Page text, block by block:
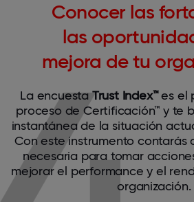
Conocer las
las
mejora de tu
La encuestaTrust Index™es el
proceso de Certificación™ y te
instantánea de la situación
Con este instrumento contarás
necesaria para tomar
mejorar el performance y el
organización.